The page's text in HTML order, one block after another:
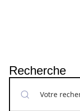
Recherche